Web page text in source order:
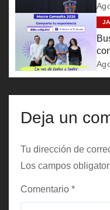
r
d
a
Deja un
Tu dirección de
Los campos
Comentario *